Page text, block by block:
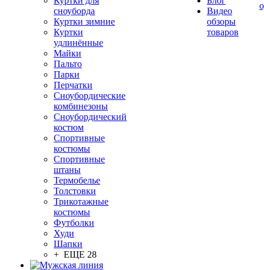
сноуборда
Куртки зимние
Куртки
удлинённые
Майки
Пальто
Парки
Перчатки
Сноубордические
комбинезоны
Сноубордический
костюм
Спортивные
костюмы
Спортивные
штаны
Термобелье
Толстовки
Трикотажные
костюмы
Футболки
Худи
Шапки
+ ЕЩЕ 28
Видео
обзоры
товаров